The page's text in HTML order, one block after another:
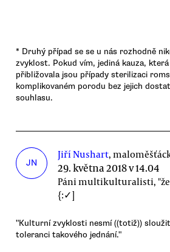
* Druhý případ se se u nás rozhodně
zvyklost. Pokud vím, jediná kauza,
přibližovala jsou případy sterilizaci
komplikovaném porodu bez jejich
souhlasu.
JN
Jiří Nushart,
29. května 2018 v 14.04
Páni multikulturalisti,
{:✓]
"Kulturní zvyklosti nesmí ((totiž))
toleranci takového jednání."